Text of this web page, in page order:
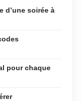
d’une soirée à
pour chaque